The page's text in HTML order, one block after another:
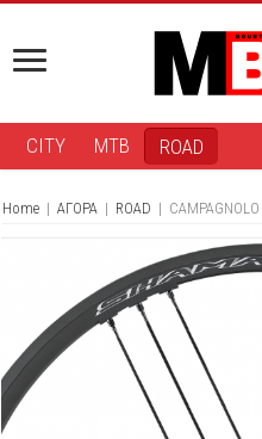
CITY MTB ROAD
Home | ΑΓΟΡΑ | ROAD |